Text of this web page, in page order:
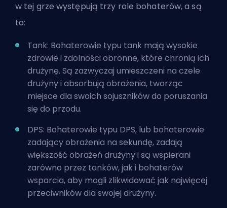
w tej grze występują trzy role bohaterów, a są
to:
Tank: Bohaterowie typu tank mają wysokie
zdrowie i zdolności obronne, które chronią ich
drużynę. Są zazwyczaj umieszczeni na czele
drużyny i absorbują obrażenia, tworząc
miejsce dla swoich sojuszników do poruszania
się do przodu.
DPS: Bohaterowie typu DPS, lub bohaterowie
zadający obrażenia na sekundę, zadają
większość obrażeń drużyny i są wspierani
zarówno przez tanków, jak i bohaterów
wsparcia, aby mogli zlikwidować jak najwięcej
przeciwników dla swojej drużyny.